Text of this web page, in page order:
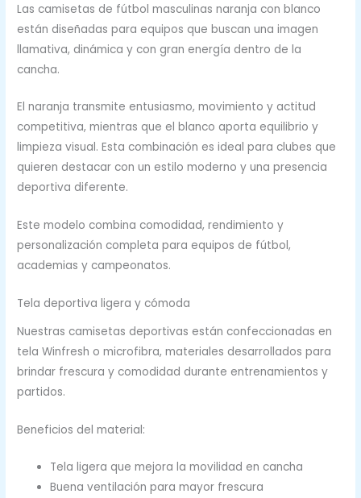
Las camisetas de fútbol masculinas naranja con blanco
están diseñadas para equipos que buscan una imagen
llamativa, dinámica y con gran energía dentro de la
cancha.
El naranja transmite entusiasmo, movimiento y actitud
competitiva, mientras que el blanco aporta equilibrio y
limpieza visual. Esta combinación es ideal para clubes que
quieren destacar con un estilo moderno y una presencia
deportiva diferente.
Este modelo combina comodidad, rendimiento y
personalización completa para equipos de fútbol,
academias y campeonatos.
Tela deportiva ligera y cómoda
Nuestras camisetas deportivas están confeccionadas en
tela Winfresh o microfibra, materiales desarrollados para
brindar frescura y comodidad durante entrenamientos y
partidos.
Beneficios del material:
Tela ligera que mejora la movilidad en cancha
Buena ventilación para mayor frescura